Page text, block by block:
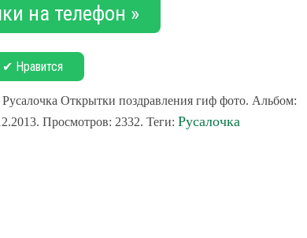
на телефон »
✔ Нравится
Русалочка Открытки поздравления гиф фото. Альбом:
Просмотров: 2332. Теги: Русалочка